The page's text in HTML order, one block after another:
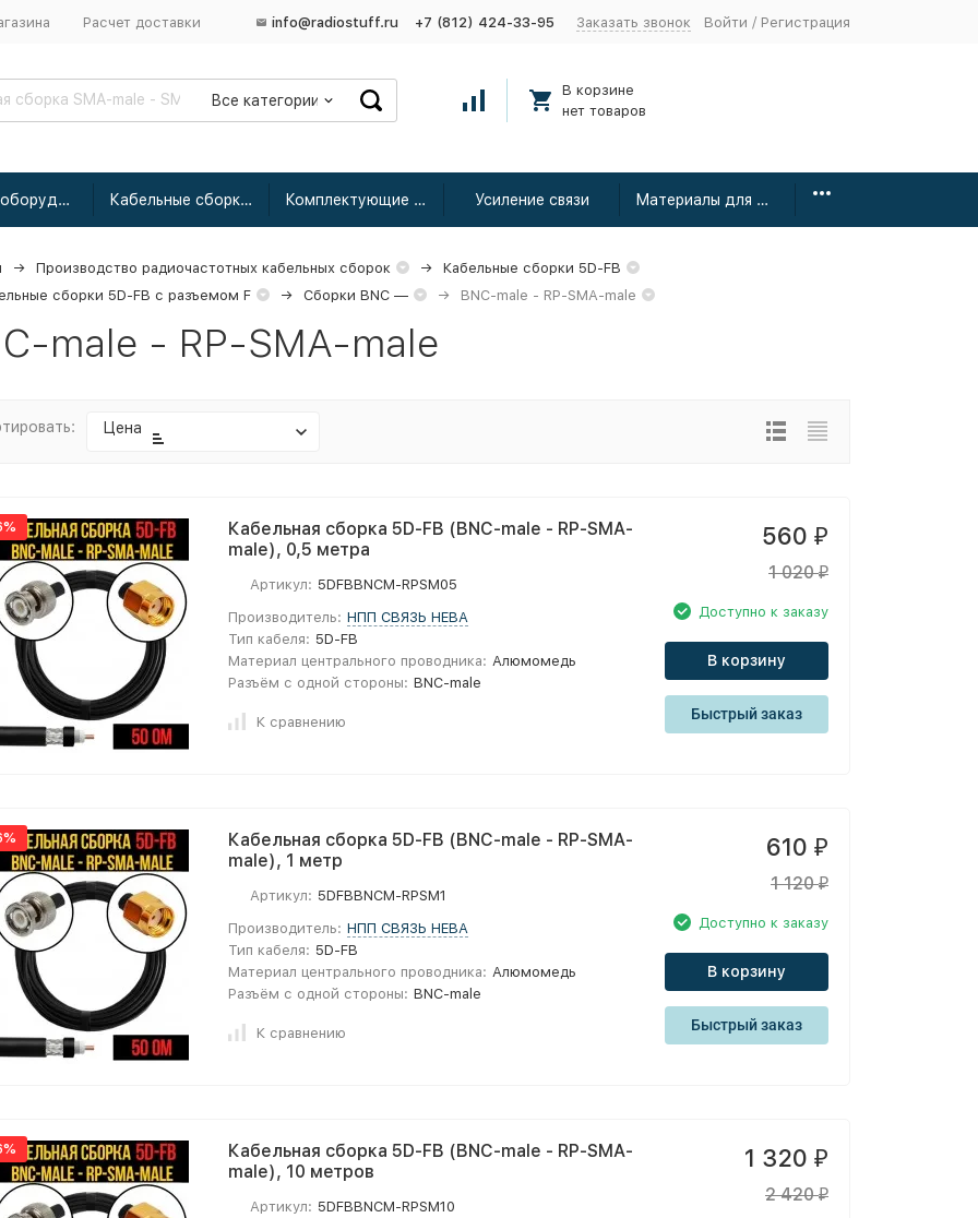
Расчет доставки info@radiostuff.ru +7 (812) 424-33-95 Заказать звонок Войти / Регистрация
Все категории
В корзине
нет товаров
Сетевое оборудование Кабельные сборки радиочастотные Комплектующие для усиления Усиление связи Материалы для монтажа
Производство радиочастотных кабельных сборок
Кабельные сборки 5D-FB
сборки 5D-FB с разъемом F
Сборки BNC — BNC-male - RP-SMA-male
male - RP-SMA-male
Цена
Кабельная сборка 5D-FB (BNC-male - RP-SMA-
male), 0,5 метра
Артикул: 5DFBBNCM-RPSM05
Производитель: НПП СВЯЗЬ НЕВА
Тип кабеля: 5D-FB
Материал центрального проводника: Алюмомедь
Разъём с одной стороны: BNC-male
К сравнению
560 ₽
1 020₽
Доступно к заказу
В корзину
Быстрый заказ
Кабельная сборка 5D-FB (BNC-male - RP-SMA-
male), 1 метр
Артикул: 5DFBBNCM-RPSM1
Производитель: НПП СВЯЗЬ НЕВА
Тип кабеля: 5D-FB
Материал центрального проводника: Алюмомедь
Разъём с одной стороны: BNC-male
К сравнению
610 ₽
1 120₽
Доступно к заказу
В корзину
Быстрый заказ
Кабельная сборка 5D-FB (BNC-male - RP-SMA-
male), 10 метров
Артикул: 5DFBBNCM-RPSM10
1 320 ₽
2 420₽